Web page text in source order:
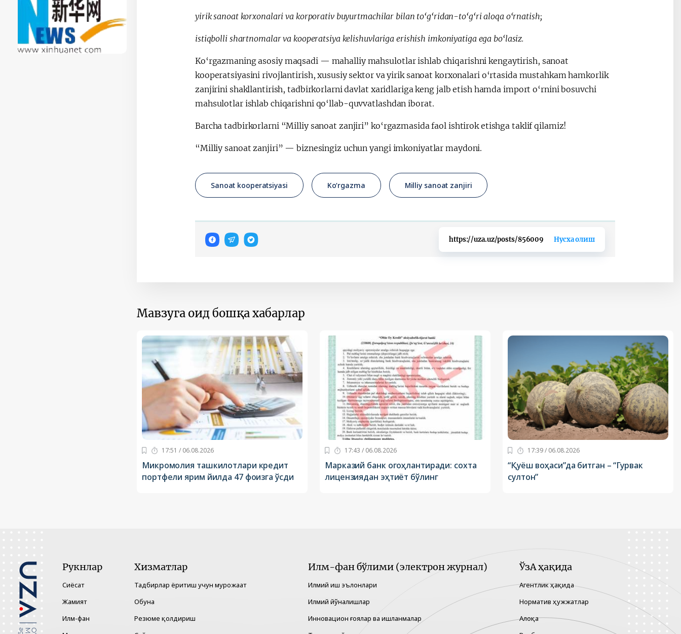
yirik sanoat korxonalari va korporativ buyurtmachilar bilan to‘g‘ridan-to‘g‘ri aloqa o‘rnatish;
istiqbolli shartnomalar va kooperatsiya kelishuvlariga erishish imkoniyatiga ega bo‘lasiz.
Ko‘rgazmaning asosiy maqsadi — mahalliy mahsulotlar ishlab chiqarishni kengaytirish, sanoat
kooperatsiyasini rivojlantirish, xususiy sektor va yirik sanoat korxonalari o‘rtasida mustahkam hamkorlik
zanjirini shakllantirish, tadbirkorlarni davlat xaridlariga keng jalb etish hamda import o‘rnini bosuvchi
mahsulotlar ishlab chiqarishni qo‘llab-quvvatlashdan iborat.
Barcha tadbirkorlarni “Milliy sanoat zanjiri” ko‘rgazmasida faol ishtirok etishga taklif qilamiz!
“Milliy sanoat zanjiri” — biznesingiz uchun yangi imkoniyatlar maydoni.
Sanoat kooperatsiyasi Ko‘rgazma Milliy sanoat zanjiri
https://uza.uz/posts/856009 Нусха олиш
Мавзуга оид бошқа хабарлар
17:51 / 06.08.2026
Микромолия ташкилотлари кредит
портфели ярим йилда 47 фоизга ўсди
17:43 / 06.08.2026
Марказий банк огоҳлантиради: сохта
лицензиядан эҳтиёт бўлинг
17:39 / 06.08.2026
“Қуёш воҳаси”да битган – “Гурвак
султон”
Рукнлар
Сиёсат
Жамият
Илм-фан
Хизматлар
Тадбирлар ёритиш учун мурожаат
Обуна
Резюме қолдириш
Илм-фан бўлими (электрон журнал)
Илмий иш эълонлари
Илмий йўналишлар
Инновацион ғоялар ва ишланмалар
ЎзА ҳақида
Агентлик ҳақида
Норматив ҳужжатлар
Алоқа